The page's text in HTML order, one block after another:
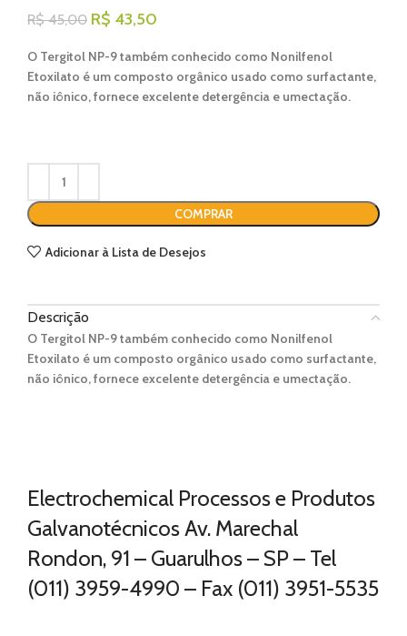
R$45,00 R$ 43,50
O Tergitol NP-9 também conhecido como Nonilfenol
Etoxilato é um composto orgânico usado como surfactante,
não iônico, fornece excelente detergência e umectação.
COMPRAR
Adicionar à Lista de Desejos
Descrição
O Tergitol NP-9 também conhecido como Nonilfenol
Etoxilato é um composto orgânico usado como surfactante,
não iônico, fornece excelente detergência e umectação.
Electrochemical Processos e Produtos
Galvanotécnicos Av. Marechal
Rondon, 91 – Guarulhos – SP – Tel
(011) 3959-4990 – Fax (011) 3951-5535